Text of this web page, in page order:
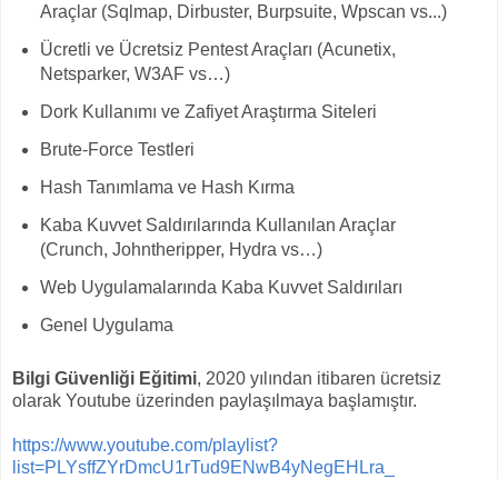
Araçlar (Sqlmap, Dirbuster, Burpsuite, Wpscan vs...)
Ücretli ve Ücretsiz Pentest Araçları (Acunetix,
Netsparker, W3AF vs…)
Dork Kullanımı ve Zafiyet Araştırma Siteleri
Brute-Force Testleri
Hash Tanımlama ve Hash Kırma
Kaba Kuvvet Saldırılarında Kullanılan Araçlar
(Crunch, Johntheripper, Hydra vs…)
Web Uygulamalarında Kaba Kuvvet Saldırıları
Genel Uygulama
Bilgi Güvenliği Eğitimi, 2020 yılından itibaren ücretsiz
olarak Youtube üzerinden paylaşılmaya başlamıştır.
https://www.youtube.com/playlist?
list=PLYsffZYrDmcU1rTud9ENwB4yNegEHLra_